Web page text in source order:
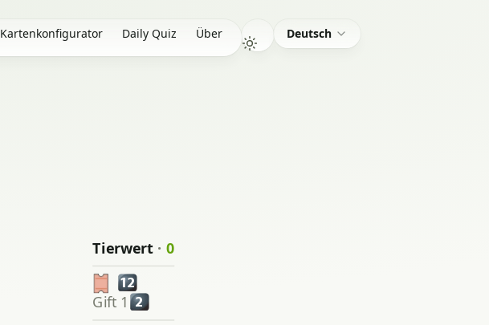
Kartenkonfigurator Daily Quiz Über Deutsch
Tierwert · 0
12
Gift 1 2